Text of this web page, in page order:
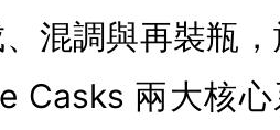
混調與再裝瓶，
Casks 兩大核心